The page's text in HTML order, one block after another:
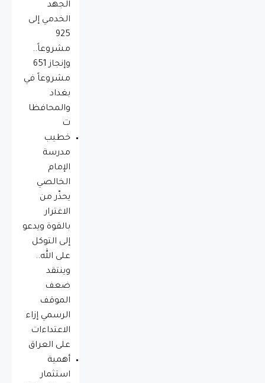
الجهد
الخدمي إلى
925
مشروعاً..
وإنجاز 651
مشروعاً في
بغداد
والمحافظا
ت
خطيب
مدرسة
الإمام
الخالصي
يحذّر من
الاغترار
بالقوة ويدعو
إلى التوكل
على الله..
وينتقد
ضعف
الموقف
الرسمي إزاء
الاعتداءات
على العراق
أهمية
استثمار